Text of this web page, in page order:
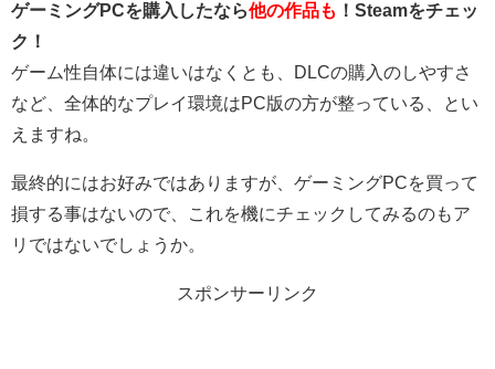
ゲーミングPCを購入したなら他の作品も ！Steamをチェッ
ク！
ゲーム性自体には違いはなくとも、DLCの購入のしやすさ
など、全体的なプレイ環境はPC版の方が整っている、とい
えますね。
最終的にはお好みではありますが、ゲーミングPCを買って
損する事はないので、これを機にチェックしてみるのもア
リではないでしょうか。
スポンサーリンク